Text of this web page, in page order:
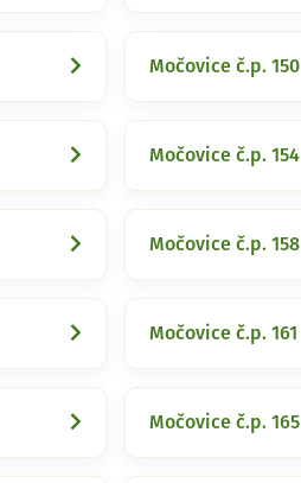
Močovice č.p. 150
Močovice č.p. 154
Močovice č.p. 158
Močovice č.p. 161
Močovice č.p. 165